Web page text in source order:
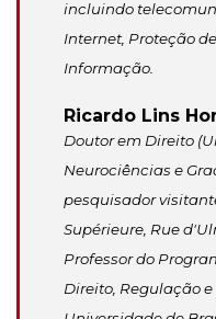
incluindo
Internet, Proteção
Informação.
Ricardo Lins
Doutor em Direito
Neurociências e
pesquisador
Supérieure, Rue
Professor do
Direito, Regulação